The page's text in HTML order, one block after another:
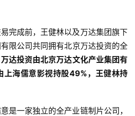
完成前，王健林以及万达集团旗下
限公司共同拥有北京万达投资的全
万达投资由北京万达文化产业集团有
上海儒意影视持股49%，王健林持
是一家独立的全产业链制片公司，